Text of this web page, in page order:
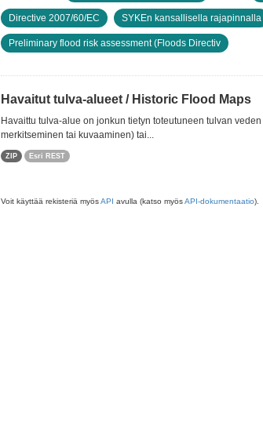
Directive 2007/60/EC SYKEn kansallisella rajapinnalla
Preliminary flood risk assessment (Floods Directiv
Havaitut tulva-alueet / Historic Flood Maps
Havaittu tulva-alue on jonkun tietyn toteutuneen tulvan
merkitseminen tai kuvaaminen) tai...
ZIP Esri REST
Voit käyttää rekisteriä myösAPI avulla (katso myösAPI-dokumentaatio).